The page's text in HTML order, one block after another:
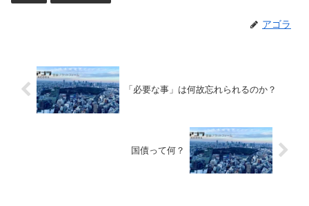
アゴラ
「必要な事」は何故忘れられるのか？
国債って何？